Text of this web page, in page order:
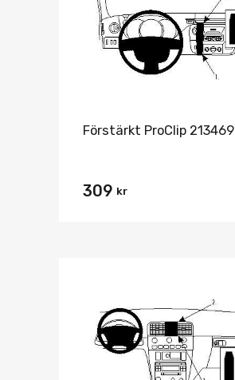
Förstärkt ProClip 213469
309 kr